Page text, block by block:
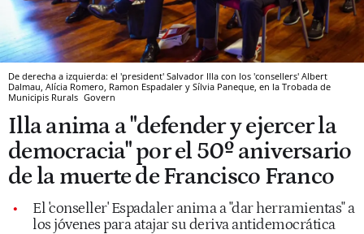
De derecha a izquierda: el 'president' Salvador Illa con los 'consellers' Albert
Dalmau, Alícia Romero, Ramon Espadaler y Sílvia Paneque, en la Trobada de
Municipis Rurals Govern
Illa anima a "defender y ejercer la
democracia" por el 50º aniversario
de la muerte de Francisco Franco
El 'conseller' Espadaler anima a "dar herramientas" a
los jóvenes para atajar su deriva antidemocrática